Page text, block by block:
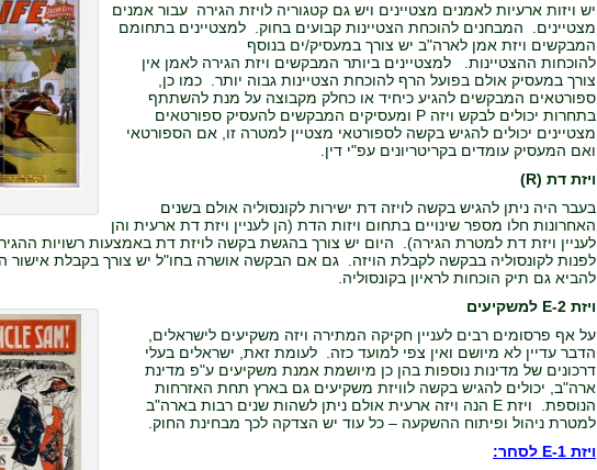
יש ויזות ארעיות לאמנים מצטיינים ויש גם קטגוריה לויזת הגירה עבור אמנים
מצטיינים. המבחנים להוכחת הצטיינות קבועים בחוק. למצטיינים בתחומם
המבקשים ויזת אמן לארה"ב יש צורך במעסיק/ים בנוסף
להוכחות ההצטיינות. למצטיינים ביותר המבקשים ויזת הגירה לאמן אין
צורך במעסיק אולם בפועל הרף להוכחת הצטיינות גבוה יותר. כמו כן,
ספורטאים המבקשים להגיע כיחיד או כחלק מקבוצה על מנת להשתתף
בתחרות יכולים לבקש ויזה P ומעסיקים המבקשים להעסיק ספורטאים
מצטיינים יכולים להגיש בקשה לספורטאי מצטיין למטרה זו, אם הספורטאי
ואם המעסיק עומדים בקריטריונים עפ"י דין.
ויזת דת (R)
בעבר היה ניתן להגיש בקשה לויזה דת ישירות לקונסוליה אולם בשנים
האחרונות חלו מספר שינויים בתחום ויזות הדת (הן לעניין ויזת דת ארעית והן
לעניין ויזת דת למטרת הגירה). היום יש צורך בהגשת בקשה לויזת דת באמצעות רשויות
לפנות לקונסוליה בבקשה לקבלת הויזה. גם אם הבקשה אושרה בחו"ל יש צורך בקבלת אישור
להביא גם תיק הוכחות לראיון בקונסוליה.
ויזת E-2 למשקיעים
על אף פרסומים רבים לעניין חקיקה המתירה ויזה משקיעים לישראלים,
הדבר עדיין לא מיושם ואין צפי למועד כזה. לעומת זאת, ישראלים בעלי
דרכונים של מדינות נוספות בהן כן מיושמת אמנת משקיעים ע"פ מדינת
ארה"ב, יכולים להגיש בקשה לוויזת משקיעים גם בארץ תחת האזרחות
הנוספת. ויזת E הנה ויזה ארעית אולם ניתן לשהות שנים רבות בארה"ב
למטרת ניהול ופיתוח ההשקעה – כל עוד יש הצדקה לכך מבחינת החוק.
ויזת E-1 לסחר
: